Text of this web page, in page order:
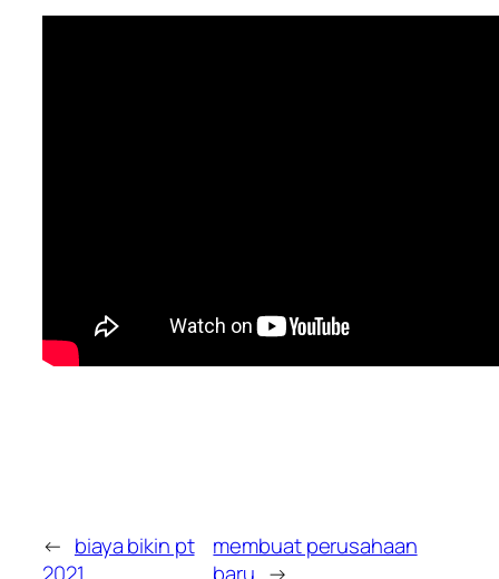
← biaya bikin pt
membuat perusahaan